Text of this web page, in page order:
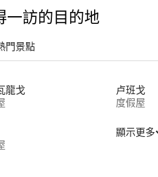
一訪的目的地
門景點
龍戈
卢班戈
度假屋
顯示更多